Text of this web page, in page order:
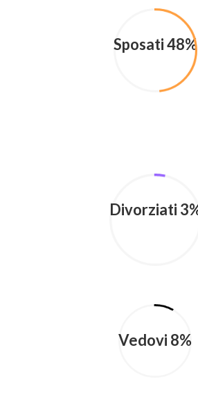
Sposati 48%
Divorziati
Vedovi 8%